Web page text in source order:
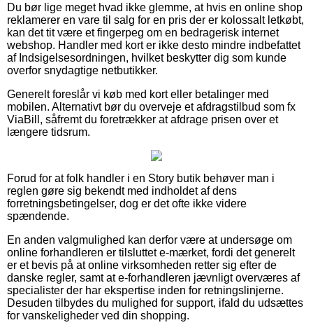
Du bør lige meget hvad ikke glemme, at hvis en online shop
reklamerer en vare til salg for en pris der er kolossalt letkøbt,
kan det tit være et fingerpeg om en bedragerisk internet
webshop. Handler med kort er ikke desto mindre indbefattet
af Indsigelsesordningen, hvilket beskytter dig som kunde
overfor snydagtige netbutikker.
Generelt foreslår vi køb med kort eller betalinger med
mobilen. Alternativt bør du overveje et afdragstilbud som fx
ViaBill, såfremt du foretrækker at afdrage prisen over et
længere tidsrum.
Forud for at folk handler i en Story butik behøver man i
reglen gøre sig bekendt med indholdet af dens
forretningsbetingelser, dog er det ofte ikke videre
spændende.
En anden valgmulighed kan derfor være at undersøge om
online forhandleren er tilsluttet e-mærket, fordi det generelt
er et bevis på at online virksomheden retter sig efter de
danske regler, samt at e-forhandleren jævnligt overværes af
specialister der har ekspertise inden for retningslinjerne.
Desuden tilbydes du mulighed for support, ifald du udsættes
for vanskeligheder ved din shopping.